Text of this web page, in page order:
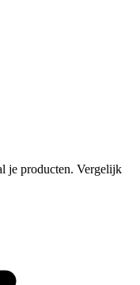
je producten. Vergelijk